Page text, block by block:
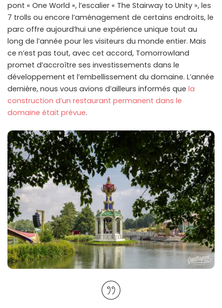
pont « One World », l’escalier « The Stairway to Unity », les
7 trolls ou encore l’aménagement de certains endroits, le
parc offre aujourd’hui une expérience unique tout au
long de l’année pour les visiteurs du monde entier. Mais
ce n’est pas tout, avec cet accord, Tomorrowland
promet d’accroître ses investissements dans le
développement et l’embellissement du domaine. L’année
dernière, nous vous avions d’ailleurs informés que la
construction d’un restaurant permanent dans le
domaine était prévue.